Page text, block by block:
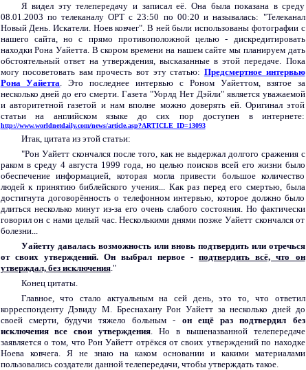
Я видел эту телепередачу и записал её. Она была показана в среду
08.01.2003 по телеканалу ОРТ с 23:50 по 00:20 и называлась: "Телеканал
Новый День. Искатели. Ноев ковчег". В ней были использованы фотографии с
нашего сайта, но с прямо противоположной целью - дискредитировать
находки Рона Уайетта. В скором времени на нашем сайте мы планируем дать
обстоятельный ответ на утверждения, высказанные в этой передаче. Пока
могу посоветовать вам прочесть вот эту статью: Предсмертное интервью
Рона Уайетта. Это последнее интервью с Роном Уайеттом, взятое за
несколько днейдо его смерти. Газета "Уорлд Нет Дэйли" является уважаемой
и авторитетной газетой и нам вполне можно доверять ей. Оригинал этой
статьи на английском языке до сих пор доступен в интернете:
http://www.worldnetdaily.com/news/article.asp?ARTICLE_ID=13093
Итак, цитата из этой статьи:
"Рон Уайетт скончался после того, как не выдержал долгого сражения с
раком в среду 4 августа 1999 года, но целью поисков всей его жизни было
обеспечение информацией, которая могла привести большое количество
людей к принятию библейского учения... Как раз перед его смертью, была
достигнута договорённость о телефонном интервью, которое должно было
длиться несколько минут из-за его очень слабого состояния. Но фактически
говорил он с нами целый час. Несколькими днями позже Уайетт скончался от
болезни...
Уайетту давалась возможность или вновь подтвердить или отречься
от своих утверждений. Он выбрал первое -подтвердить всё, что он
утверждал, без исключения."
Конец цитаты.
Главное, что стало актуальным на сей день, это то, что ответил
корреспонденту Дэвиду М. Бреснахану Рон Уайетт занесколько дней до
своей смерти, будучи тяжело больным - он ещё раз подтвердил без
исключения все свои утверждения. Но в вышеназванной телепередаче
заявляется о том, что Рон Уайетт отрёкся от своих утверждений по находке
Ноева ковчега. Я не знаю на каком основании и какими материалами
пользовались создатели данной телепередачи, чтобы утверждать такое.